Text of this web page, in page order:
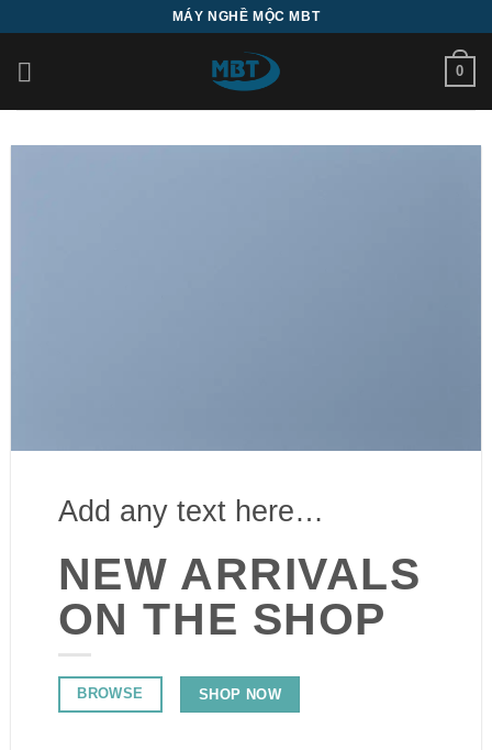
nội
MÁY NGHỀ MỘC MBT
0
Add any text here…
NEW ARRIVALS
ON THE SHOP
BROWSE SHOP NOW